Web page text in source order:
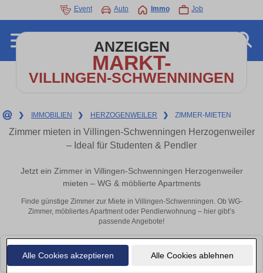
Alle Cookies akzeptieren Alle Cookies ablehnen
Event Auto Immo Job
ANZEIGEN
MARKT-
VILLINGEN-SCHWENNINGEN
❯ IMMOBILIEN ❯ HERZOGENWEILER ❯ ZIMMER-MIETEN
Zimmer mieten in Villingen-Schwenningen Herzogenweiler
– Ideal für Studenten & Pendler
Jetzt ein Zimmer in Villingen-Schwenningen Herzogenweiler
mieten – WG & möblierte Apartments
Finde günstige Zimmer zur Miete in Villingen-Schwenningen. Ob WG-
Zimmer, möbliertes Apartment oder Pendlerwohnung – hier gibt’s
passende Angebote!
Leider konnten wir derzeit keine passenden Objekte finden. Schauen Sie
bald wieder vorbei!